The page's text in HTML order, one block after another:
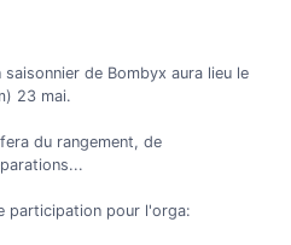
de Bombyx aura lieu le
23 mai.
du rangement, de
participation pour l'orga: